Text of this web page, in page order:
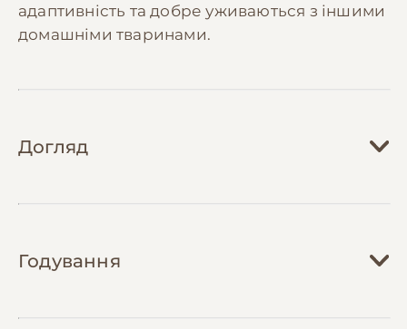
адаптивність та добре уживаються з іншими
домашніми тваринами.
Догляд
не вимагає специфічних зусиль, але
потребує регулярної уваги до базових
типу шерсті: короткошерстих достатньо
Годування